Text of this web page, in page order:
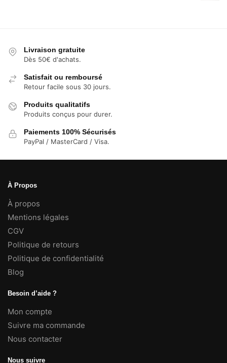
Livraison gratuite
Dès 50€ d'achats.
Satisfait ou remboursé
Retour facile sous 30 jours.
Produits qualitatifs
Produits conçus pour durer.
Paiements 100% Sécurisés
PayPal / MasterCard / Visa.
À Propos
À propos
Mentions légales
CGV
Politique de retours
Politique de confidentialité
Blog
Besoin d’aide ?
Mon compte
Suivre ma commande
Nous contacter
Nous suivre